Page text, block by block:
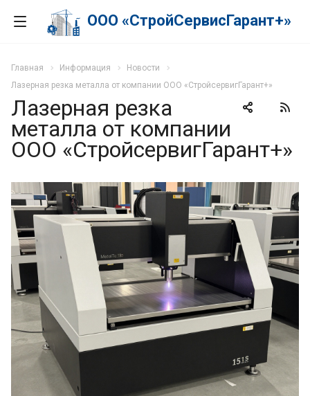
ООО «СтройСервисГарант+»
Главная Информация
Новости
Лазерная резка металла от компании ООО «СтройсервигГарант+»
Лазерная резка
металла от компании
ООО «СтройсервигГарант+»